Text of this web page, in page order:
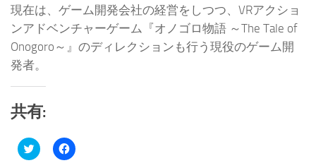
現在は、ゲーム開発会社の経営をしつつ、VRアクショ
ンアドベンチャーゲーム『オノゴロ物語 ～The Tale of
Onogoro～』のディレクションも行う現役のゲーム開
発者。​
共有:
ク
リ
Facebook
で